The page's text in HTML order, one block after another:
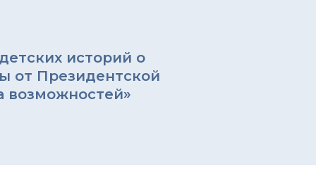
историй о
от Президентской
возможностей»